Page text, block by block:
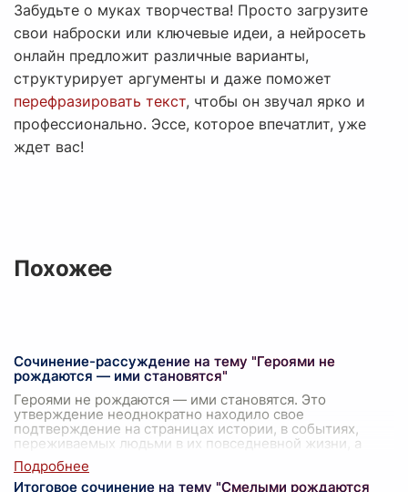
Забудьте о муках творчества! Просто загрузите
свои наброски или ключевые идеи, а нейросеть
онлайн предложит различные варианты,
структурирует аргументы и даже поможет
перефразировать текст, чтобы он звучал ярко и
профессионально. Эссе, которое впечатлит, уже
ждет вас!
Похожее
Сочинение-рассуждение на тему "Героями не
рождаются — ими становятся"
Героями не рождаются — ими становятся. Это
утверждение неоднократно находило свое
подтверждение на страницах истории, в событиях,
переживаемых людьми в их повседневной жизни, а
так
Итоговое сочинение на тему "Смелыми рождаются